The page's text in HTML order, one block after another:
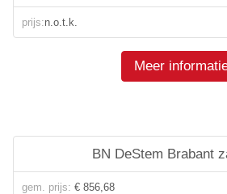
prijs:n.o.t.k.
Meer
BN DeStem Brabant
gem. prijs: € 856,68